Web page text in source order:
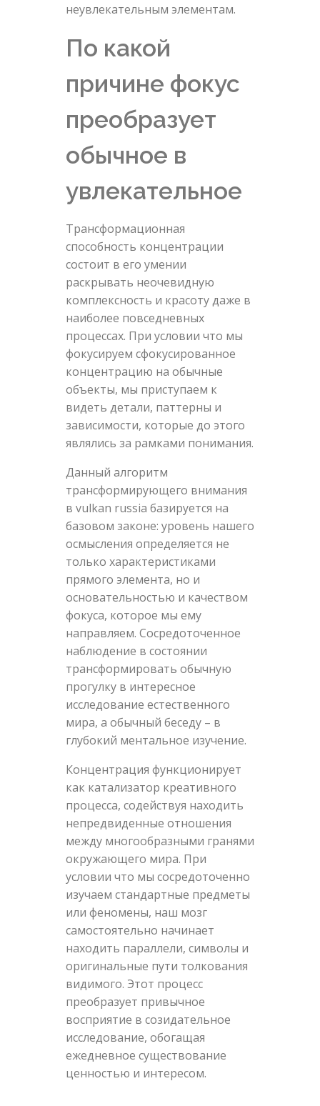
неувлекательным элементам.
По какой
причине фокус
преобразует
обычное в
увлекательное
Трансформационная
способность концентрации
состоит в его умении
раскрывать неочевидную
комплексность и красоту даже в
наиболее повседневных
процессах. При условии что мы
фокусируем сфокусированное
концентрацию на обычные
объекты, мы приступаем к
видеть детали, паттерны и
зависимости, которые до этого
являлись за рамками понимания.
Данный алгоритм
трансформирующего внимания
в vulkan russia базируется на
базовом законе: уровень нашего
осмысления определяется не
только характеристиками
прямого элемента, но и
основательностью и качеством
фокуса, которое мы ему
направляем. Сосредоточенное
наблюдение в состоянии
трансформировать обычную
прогулку в интересное
исследование естественного
мира, а обычный беседу – в
глубокий ментальное изучение.
Концентрация функционирует
как катализатор креативного
процесса, содействуя находить
непредвиденные отношения
между многообразными гранями
окружающего мира. При
условии что мы сосредоточенно
изучаем стандартные предметы
или феномены, наш мозг
самостоятельно начинает
находить параллели, символы и
оригинальные пути толкования
видимого. Этот процесс
преобразует привычное
восприятие в созидательное
исследование, обогащая
ежедневное существование
ценностью и интересом.